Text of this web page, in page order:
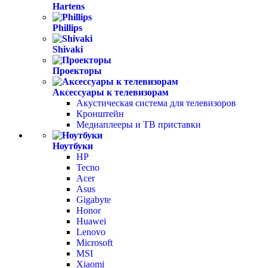
Hartens
Phillips
Shivaki
Проекторы
Аксессуары к телевизорам
Акустическая система для телевизоров
Кронштейн
Медиаплееры и ТВ приставки
Ноутбуки
HP
Tecno
Acer
Asus
Gigabyte
Honor
Huawei
Lenovo
Microsoft
MSI
Xiaomi